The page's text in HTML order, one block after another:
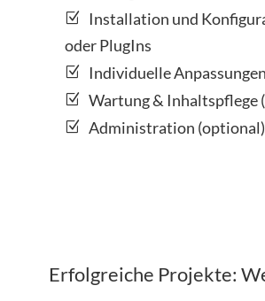
Installation und
oder PlugIns
Individuelle Anpassungen
Wartung & Inhaltspflege
Administration (optional)
Erfolgreiche Projekte: